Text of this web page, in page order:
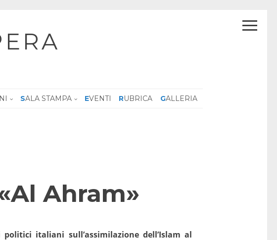
SALA STAMPA EVENTI RUBRICA GALLERIA
Ahram»
italiani sull’assimilazione dell’Islam al